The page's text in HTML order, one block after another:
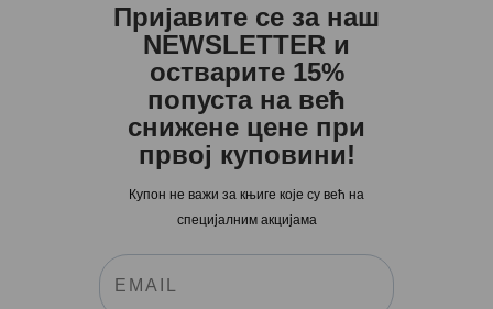
Пријавите се за наш
NEWSLETTER и
остварите 15%
попуста на већ
снижене цене при
првој куповини!
Купон не важи за књиге које су већ на
специјалним акцијама